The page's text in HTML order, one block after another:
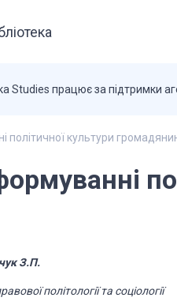
Studies працює за підтримки
політичної культури
З.П.
політології та соціології